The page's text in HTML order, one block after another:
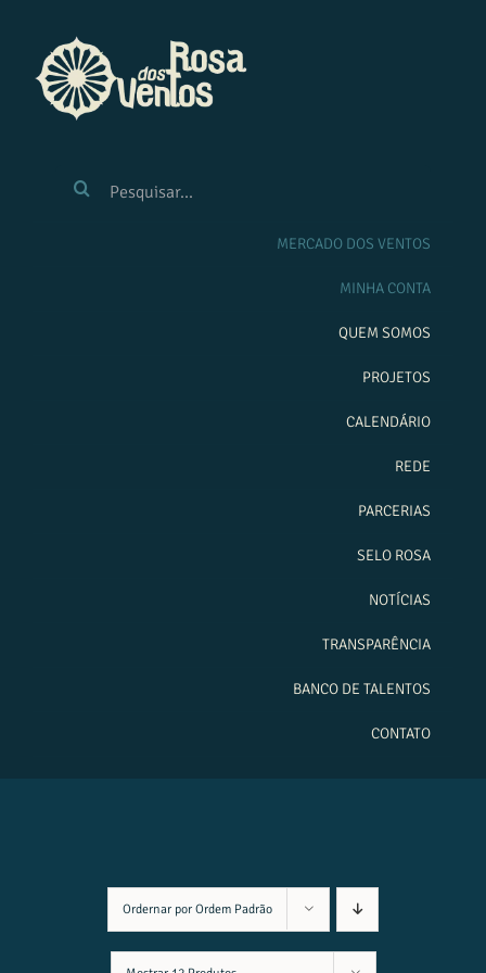
conteúdo
RESULTADOS
MERCADO DOS VENTOS
MINHA CONTA
QUEM SOMOS
PROJETOS
CALENDÁRIO
REDE
PARCERIAS
SELO ROSA
NOTÍCIAS
TRANSPARÊNCIA
BANCO DE TALENTOS
CONTATO
Ordernar por Ordem Padrão